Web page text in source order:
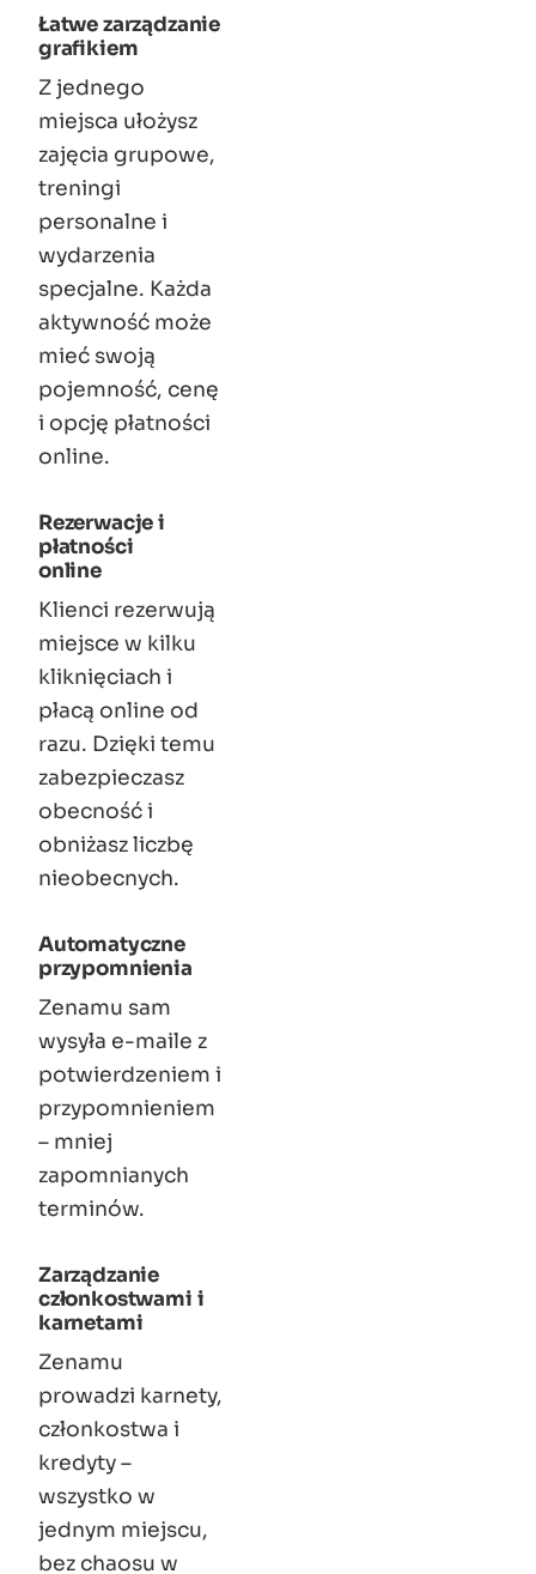
Łatwe zarządzanie
grafikiem
Z jednego
miejsca ułożysz
zajęcia grupowe,
treningi
personalne i
wydarzenia
specjalne. Każda
aktywność może
mieć swoją
pojemność, cenę
i opcję płatności
online.
Rezerwacje i
płatności
online
Klienci rezerwują
miejsce w kilku
kliknięciach i
płacą online od
razu. Dzięki temu
zabezpieczasz
obecność i
obniżasz liczbę
nieobecnych.
Automatyczne
przypomnienia
Zenamu sam
wysyła e-maile z
potwierdzeniem i
przypomnieniem
– mniej
zapomnianych
terminów.
Zarządzanie
członkostwami i
karnetami
Zenamu
prowadzi karnety,
członkostwa i
kredyty –
wszystko w
jednym miejscu,
bez chaosu w